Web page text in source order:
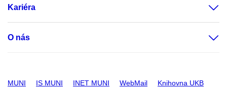
Kariéra
O nás
MUNI IS MUNI INET MUNI WebMail Knihovna UKB